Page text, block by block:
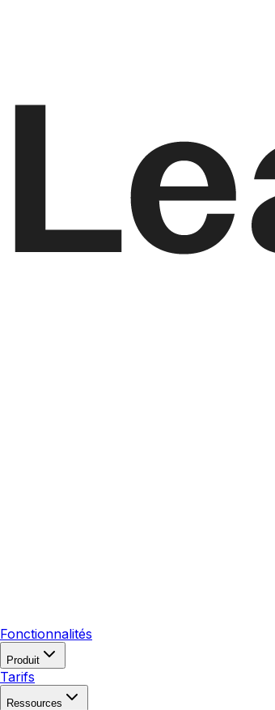
Fonctionnalités
Produit
Tarifs
Ressources